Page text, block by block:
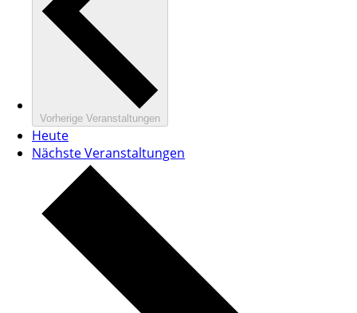
Vorherige Veranstaltungen
Heute
NächsteVeranstaltungen